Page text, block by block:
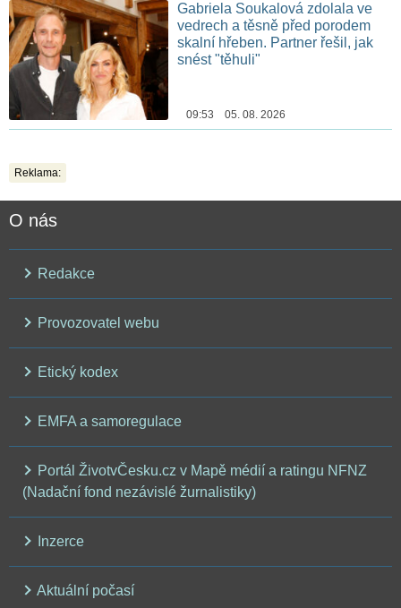
Gabriela Soukalová zdolala ve
vedrech a těsně před porodem
skalní hřeben. Partner řešil, jak
snést "těhuli"
09:53 05. 08. 2026
Reklama:
O nás
Redakce
Provozovatel webu
Etický kodex
EMFA a samoregulace
Portál ŽivotvČesku.cz v Mapě médií a ratingu NFNZ
(Nadační fond nezávislé žurnalistiky)
Inzerce
Aktuální počasí